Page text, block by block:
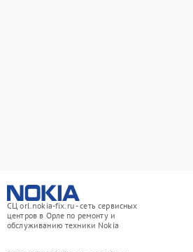
СЦ orl.nokia-fix.ru - сеть сервисных
центров в Орле по ремонту и
обслуживанию техники Nokia